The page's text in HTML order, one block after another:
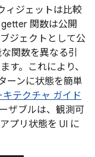
ィジェットは比較
関数は公開
ジェクトとして公
関数を異なる引
す。これにより、
ーンに状態を簡単
キテクチャ ガイド
ザブルは、観測可
プリ状態を UI に